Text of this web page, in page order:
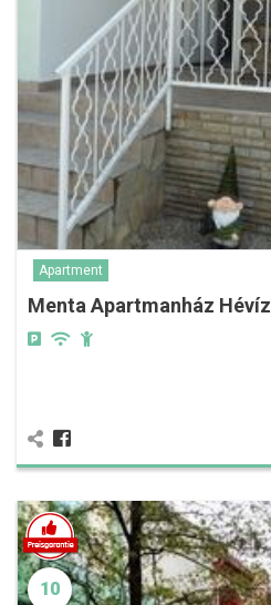
Apartment
Menta Apartmanház Hévíz
10